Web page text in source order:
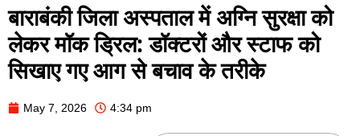
बाराबंकी जिला अस्पताल में अग्नि सुरक्षा को
लेकर मॉक ड्रिल: डॉक्टरों और स्टाफ को
सिखाए गए आग से बचाव के तरीके
May 7, 2026 4:34 pm